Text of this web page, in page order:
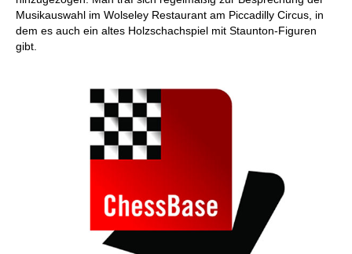
Musikauswahl im Wolseley Restaurant am Piccadilly Circus, in
dem es auch ein altes Holzschachspiel mit Staunton-Figuren
gibt.